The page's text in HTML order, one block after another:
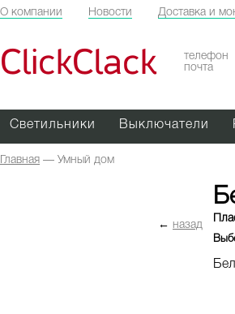
О компании Новости Доставка и
ClickClack
Светильники Выключатели
Главная — Умный дом
← назад